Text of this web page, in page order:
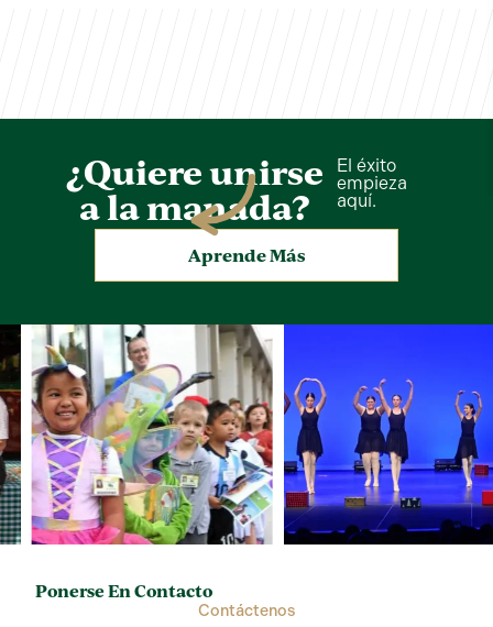
¿Quiere unirse
a la manada?
El éxito
empieza
aquí.
Aprende Más
Ponerse En Contacto
Contáctenos